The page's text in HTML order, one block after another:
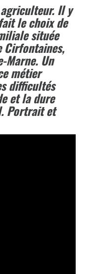
Il y
le choix de
située
Cirfontaines,
Marne. Un
métier
difficultés
et la dure
Portrait et